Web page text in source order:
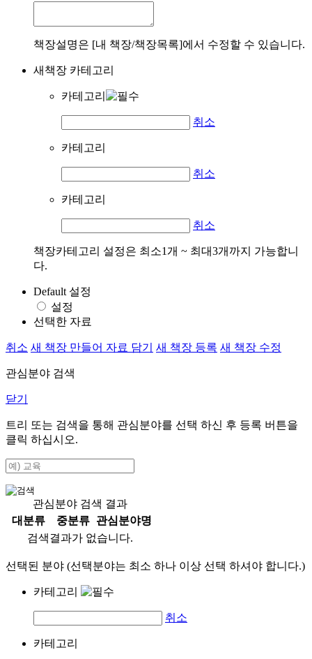
책장설명은 [내 책장/책장목록]에서 수정할 수 있습니다.
새책장 카테고리
카테고리
취소
카테고리
취소
카테고리
취소
책장카테고리 설정은 최소1개 ~ 최대3개까지 가능합니
다.
Default 설정
설정
선택한 자료
취소 새 책장 만들어 자료 담기 새 책장 등록 새 책장 수정
관심분야 검색
닫기
트리 또는 검색을 통해 관심분야를 선택 하신 후 등록 버튼을
클릭 하십시오.
관심분야 검색 결과
대분류
중분류
관심분야명
검색결과가 없습니다.
선택된 분야 (선택분야는 최소 하나 이상 선택 하셔야 합니다.)
카테고리
취소
카테고리